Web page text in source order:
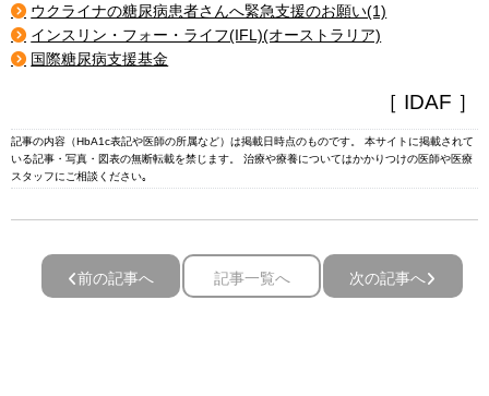
ウクライナの糖尿病患者さんへ緊急支援のお願い(1)
インスリン・フォー・ライフ(IFL)(オーストラリア)
国際糖尿病支援基金
［ IDAF ］
記事の内容（HbA1c表記や医師の所属など）は掲載日時点のものです。 本サイトに掲載されて
いる記事・写真・図表の無断転載を禁じます。 治療や療養についてはかかりつけの医師や医療
スタッフにご相談ください｡
前の記事へ 記事一覧へ 次の記事へ